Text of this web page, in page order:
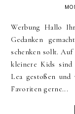
Werbung Hallo
Gedanken
schenken sollt.
kleinere Kids
Lea gestoßen
Favoriten gerne...